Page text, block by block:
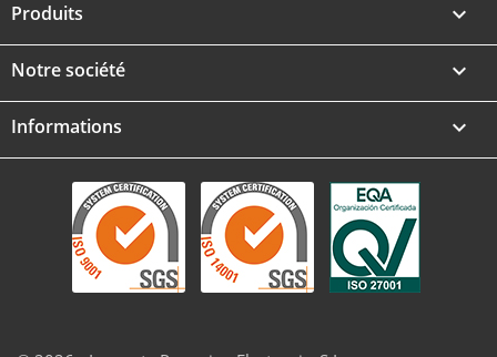
Produits 
Notre société 
Informations keyboard_arrow_down